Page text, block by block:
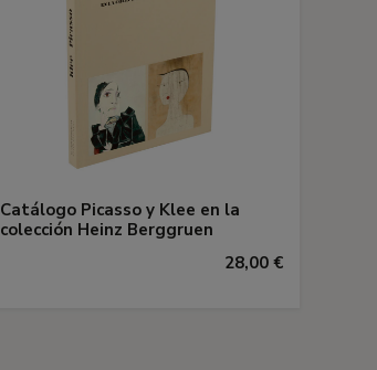
Catálogo Picasso y Klee en la
colección Heinz Berggruen
28,00 €